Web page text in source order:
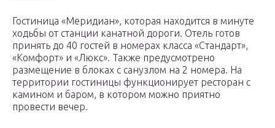
Гостиница «Меридиан», которая находится в минуте
ходьбы от станции канатной дороги. Отель готов
принять до 40 гостей в номерах класса «Стандарт»,
«Комфорт» и «Люкс». Также предусмотрено
размещение в блоках с санузлом на 2 номера. На
территории гостиницы функционирует ресторан с
камином и баром, в котором можно приятно
провести вечер.